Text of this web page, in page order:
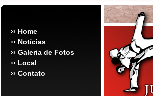
›› Home
›› Notícias
›› Galeria de Fotos
›› Local
›› Contato